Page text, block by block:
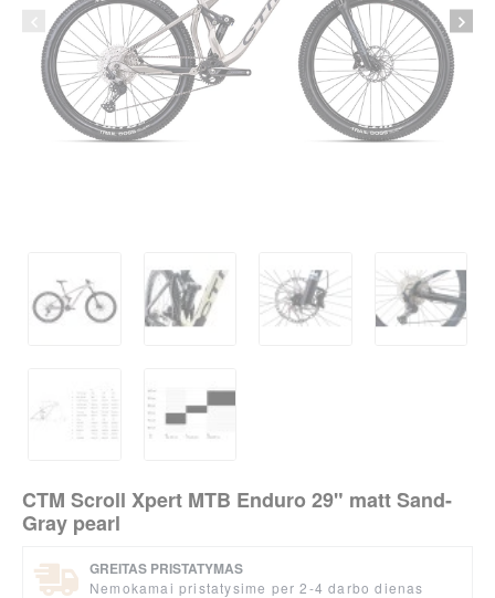
per 2-3 d.
-5%
CTM Scroll Xpert MTB Enduro 29" matt Sand-
Gray pearl
GREITAS PRISTATYMAS
Nemokamai pristatysime per 2-4 darbo dienas